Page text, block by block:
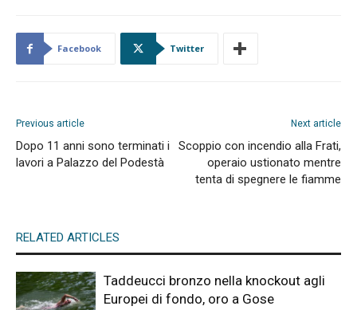
Facebook Twitter
Previous article
Dopo 11 anni sono terminati i
lavori a Palazzo del Podestà
Next article
Scoppio con incendio alla Frati,
operaio ustionato mentre
tenta di spegnere le fiamme
RELATED ARTICLES
Taddeucci bronzo nella knockout agli
Europei di fondo, oro a Gose